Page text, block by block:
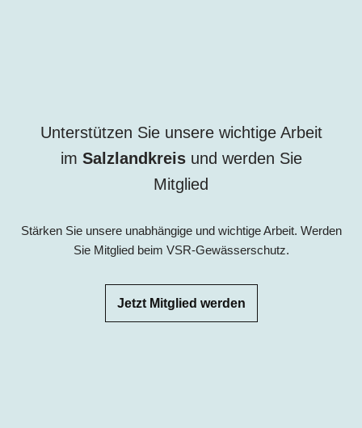
Unterstützen Sie unsere wichtige Arbeit
im Salzlandkreisund werden Sie
Mitglied
Stärken Sie unsere unabhängige und wichtige Arbeit. Werden
Sie Mitglied beim VSR-Gewässerschutz.
Jetzt Mitglied werden